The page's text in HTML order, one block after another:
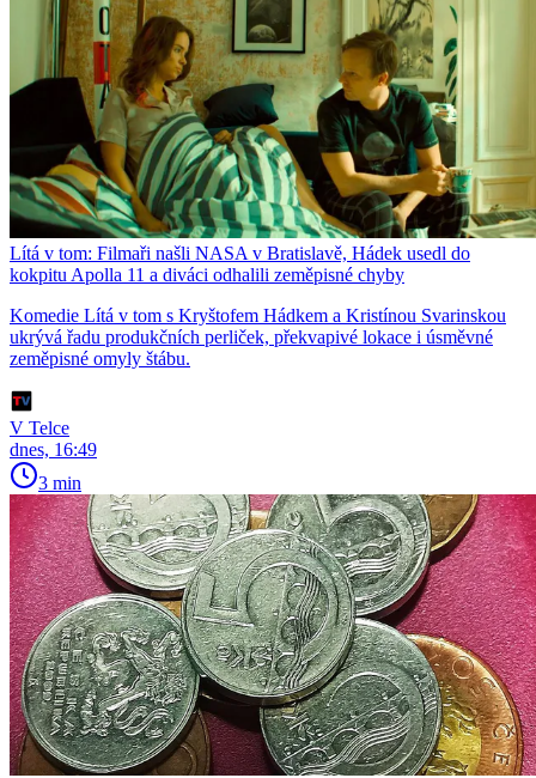
Lítá v tom: Filmaři našli NASA v Bratislavě, Hádek usedl do
kokpitu Apolla 11 a diváci odhalili zeměpisné chyby
Komedie Lítá v tom s Kryštofem Hádkem a Kristínou Svarinskou
ukrývá řadu produkčních perliček, překvapivé lokace i úsměvné
zeměpisné omyly štábu.
V Telce
dnes, 16:49
3 min